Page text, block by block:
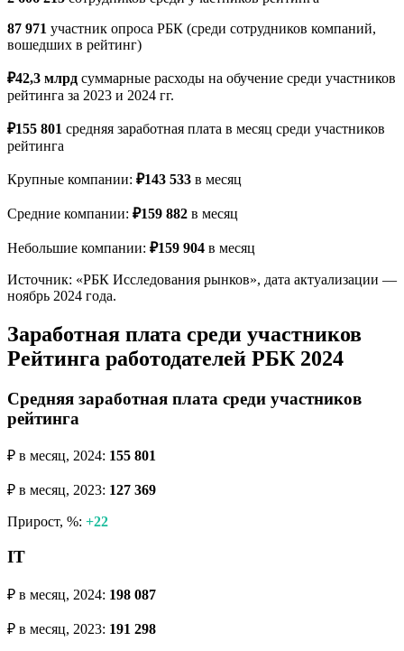
87 971 участник опроса РБК (среди сотрудников компаний,
вошедших в рейтинг)
₽42,3 млрд суммарные расходы на обучение среди участников
рейтинга за 2023 и 2024 гг.
₽155 801 средняя заработная плата в месяц среди участников
рейтинга
Крупные компании: ₽143 533 в месяц
Средние компании: ₽159 882 в месяц
Небольшие компании: ₽159 904 в месяц
Источник: «РБК Исследования рынков», дата актуализации —
ноябрь 2024 года.
Заработная плата среди участников
Рейтинга работодателей РБК 2024
Средняя заработная плата среди участников
рейтинга
₽ в месяц, 2024: 155 801
₽ в месяц, 2023: 127 369
Прирост, %: +22
IT
₽ в месяц, 2024: 198 087
₽ в месяц, 2023: 191 298